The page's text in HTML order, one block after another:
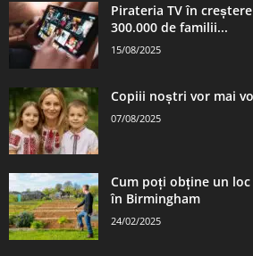
Pirateria TV în
300.000 de familii...
15/08/2025
Copiii noștri vor mai
07/08/2025
Cum poți obține un
în Birmingham
24/02/2025